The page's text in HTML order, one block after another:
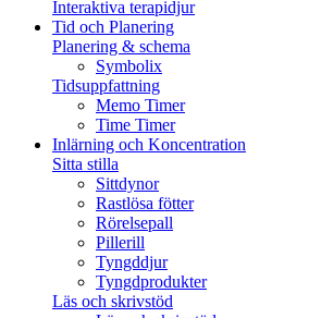
Interaktiva terapidjur
Tid och Planering
Planering & schema
Symbolix
Tidsuppfattning
Memo Timer
Time Timer
Inlärning och Koncentration
Sitta stilla
Sittdynor
Rastlösa fötter
Rörelsepall
Pillerill
Tyngddjur
Tyngdprodukter
Läs och skrivstöd